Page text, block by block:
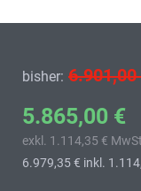
bisher: 6.901,00
5.865,00 €
exkl. 1.114,35 €
6.979,35 € inkl.